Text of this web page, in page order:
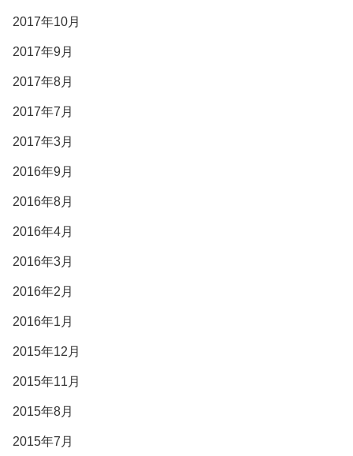
2017年10月
2017年9月
2017年8月
2017年7月
2017年3月
2016年9月
2016年8月
2016年4月
2016年3月
2016年2月
2016年1月
2015年12月
2015年11月
2015年8月
2015年7月